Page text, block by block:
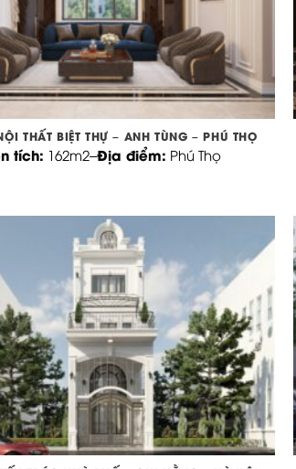
THẤT BIỆT THỰ – ANH TÙNG – PHÚ THỌ
tích: 162m2–Địa điểm: Phú Thọ